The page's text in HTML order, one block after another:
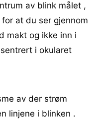
av blink målet ,
at du ser gjennom
makt og ikke inn i
i okularet
av der strøm
linjene i blinken .